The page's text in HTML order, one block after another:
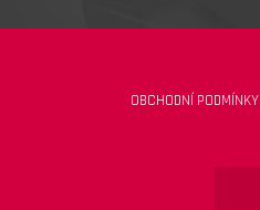
OBCHODNÍ PODMÍNKY